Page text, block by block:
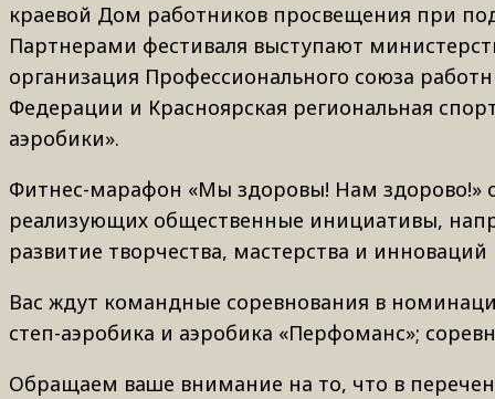
краевой Дом работников просвещения при
Партнерами фестиваля выступают
организация Профессионального союза
Федерации и Красноярская региональная
аэробики».
Фитнес-марафон «Мы здоровы! Нам здорово!»
реализующих общественные инициативы,
развитие творчества, мастерства и
Вас ждут командные соревнования в
степ-аэробика и аэробика «Перфоманс»;
Обращаем ваше внимание на то, что в